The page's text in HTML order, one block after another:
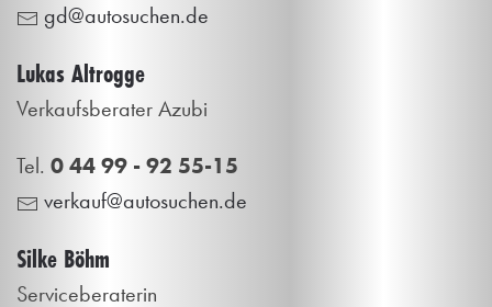
gd@autosuchen.de
Lukas Altrogge
Verkaufsberater Azubi
Tel. 0 44 99 - 92 55-15
verkauf@autosuchen.de
Silke Böhm
Serviceberaterin